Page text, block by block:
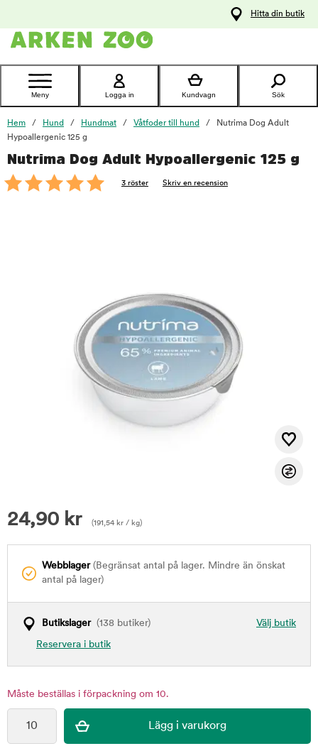
Kontakta
Hitta din butik
Meny Logga in Kundvagn Sök
Hem Hund Hundmat Våtfoder till hund
Nutrima Dog Adult
Hypoallergenic 125 g
Nutrima Dog Adult Hypoallergenic 125 g
3 röster Skriv en recension
24,90 kr (191,54 kr / kg)
Webblager(Begränsat antal på lager. Mindre än önskat
antal på lager)
Välj butik
Butikslager(138 butiker)
Reservera i butik
Måste beställas i förpackning om 10.
foo